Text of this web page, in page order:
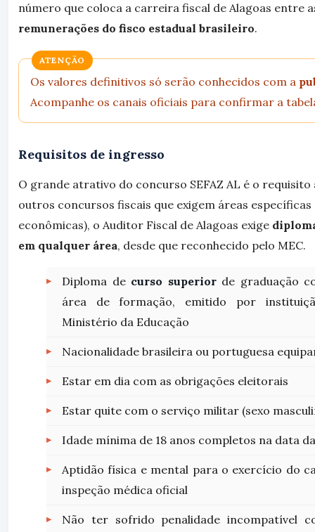
número que coloca a carreira fiscal de Alagoas entre
remunerações do fisco estadual brasileiro.
ATENÇÃO
Os valores definitivos só serão conhecidos com a
Acompanhe os canais oficiais para confirmar a
Requisitos de ingresso
O grande atrativo do concurso SEFAZ AL é o requisito
outros concursos fiscais que exigem áreas
econômicas), o Auditor Fiscal de Alagoas exige
em qualquer área, desde que reconhecido pelo MEC.
Diploma de curso superiorde graduação
área de formação, emitido por
Ministério da Educação
Nacionalidade brasileira ou portuguesa
Estar em dia com as obrigações eleitorais
Estar quite com o serviço militar (sexo
Idade mínima de 18 anos completos na data
Aptidão física e mental para o exercício do
inspeção médica oficial
Não ter sofrido penalidade incompatível